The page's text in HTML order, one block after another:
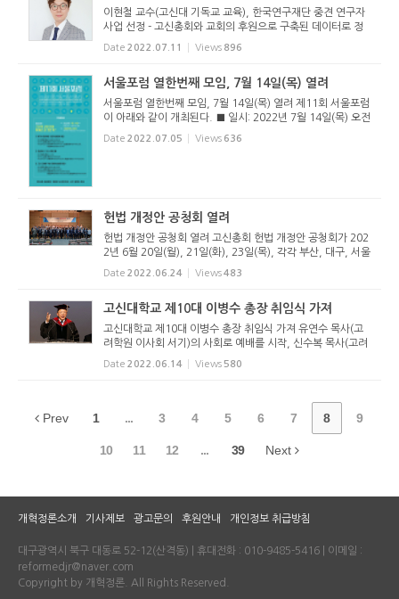
이현철 교수(고신대 기독교 교육), 한국연구재단 중견 연구자
사업 선정 - 고신총회와 교회의 후원으로 구축된 데이터로 정
부 사업 수주 고신대 이현철 교수(기독교 교육)가 2022년도
한국연구재단(정부) 중견 연구자 사업 기독교 신학 분야에 선
Date 2022.07.11 Views 896
서울포럼 열한번째 모임, 7월 14일(목) 열려
서울포럼 열한번째 모임, 7월 14일(목) 열려 제11회 서울포럼
이 아래와 같이 개최된다. ■ 일시: 2022년 7월 14일(목) 오전
10시-오후 4시 30분 ■ 장소: 서울영천교회당. ■ 주소: 서울
시 종로구 통일로12길14. 전화: 02)736-6528. ■ 포럼주제:
Date 2022.07.05 Views 636
헌법 개정안 공청회 열려
헌법 개정안 공청회 열려 고신총회 헌법 개정안 공청회가 202
2년 6월 20일(월), 21일(화), 23일(목), 각각 부산, 대구, 서울
에서 열렸다. 헌법개정위원회(위원장 김세중 목사)는 6월 20
일(월)에는 부산·울산·경남 권역을 대상으로 부산 고신대...
Date 2022.06.24 Views483
고신대학교 제10대 이병수 총장 취임식 가져
고신대학교 제10대 이병수 총장 취임식 가져 유연수 목사(고
려학원 이사회 서기)의 사회로 예배를 시작, 신수복 목사(고려
학원 이사)가 기도한 뒤 김재현 장로(부총회장)가 ‘사도행전 1
3장 20절~23절’을 봉독하고 강학근 목사(총회장)가 ‘...
Date 2022.06.14 Views 580
Prev 1 ... 3 4 5 6 7 8 9
10 11 12 ... 39 Next
개혁정론소개 기사제보 광고문의 후원안내 개인정보 취급방침
대구광역시 북구 대동로 52-12(산격동) | 휴대전화 : 010-9485-5416 | 이메일 :
reformedjr@naver.com
Copyright by 개혁정론. All Rights Reserved.